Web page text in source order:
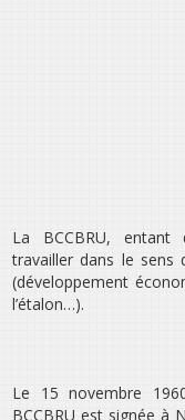
La BCCBRU, entant
travailler dans le sens
(développement
l’étalon…).
Le 15 novembre
BCCBRU est signée à